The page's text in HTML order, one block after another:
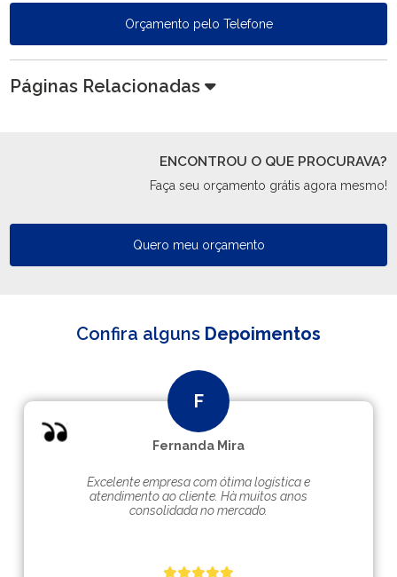
Orçamento pelo Telefone
Páginas Relacionadas
ENCONTROU O QUE PROCURAVA?
Faça seu orçamento grátis agora mesmo!
Quero meu orçamento
Confira alguns Depoimentos
Fernanda Mira
Excelente empresa com ótima logística e
atendimento ao cliente. Hà muitos anos
consolidada no mercado.